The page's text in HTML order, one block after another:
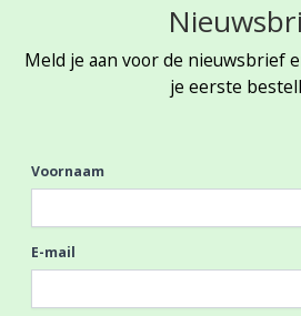
Meld je aan voor de nieuwsbrief
je eerste
Voornaam
E-mail